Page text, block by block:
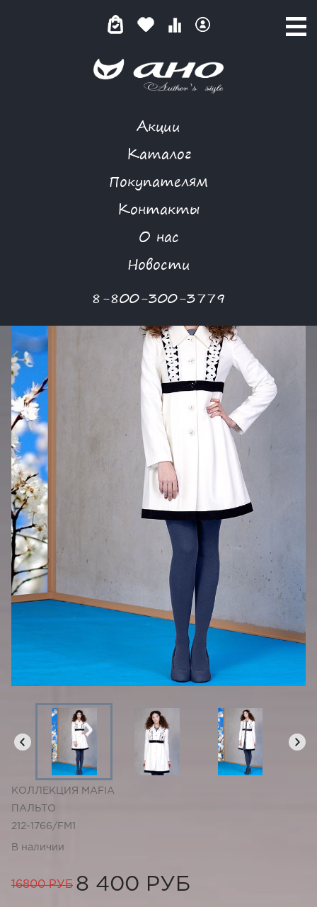
Акции
Каталог
Покупателям
Контакты
О нас
Новости
8-800-300-3779
МОЛОЧНЫЙ КОНТРАЖУР
КОЛЛЕКЦИЯ MAFIA
ПАЛЬТО
212-1766/FM1
В наличии
16800 РУБ 8 400 РУБ